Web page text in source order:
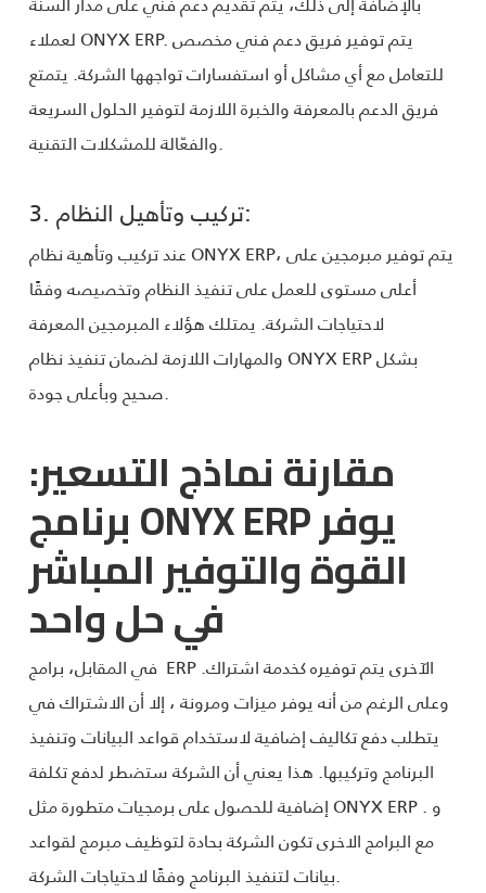
لعملاء ONYX ERP. يتم توفير فريق دعم فني مخصص
للتعامل مع أي مشاكل أو استفسارات تواجهها الشركة. يتمتع
فريق الدعم بالمعرفة والخبرة اللازمة لتوفير الحلول السريعة
والفعّالة للمشكلات التقنية.
3. تركيب وتأهيل النظام:
عند تركيب وتأهية نظام ONYX ERP، يتم توفير مبرمجين على
أعلى مستوى للعمل على تنفيذ النظام وتخصيصه وفقًا
لاحتياجات الشركة. يمتلك هؤلاء المبرمجين المعرفة
والمهارات اللازمة لضمان تنفيذ نظام ONYX ERP بشكل
صحيح وبأعلى جودة.
مقارنة نماذج التسعير:
برنامج ONYX ERP يوفر
القوة والتوفير المباشر
في حل واحد
في المقابل، برامج ERP الآخرى يتم توفيره كخدمة اشتراك.
وعلى الرغم من أنه يوفر ميزات ومرونة ، إلا أن الاشتراك في
يتطلب دفع تكاليف إضافية لاستخدام قواعد البيانات وتنفيذ
البرنامج وتركيبها. هذا يعني أن الشركة ستضطر لدفع تكلفة
إضافية للحصول على برمجيات متطورة مثل ONYX ERP . و
مع البرامج الاخرى تكون الشركة بحادة لتوظيف مبرمج لقواعد
بيانات لتنفيذ البرنامج وفقًا لاحتياجات الشركة.